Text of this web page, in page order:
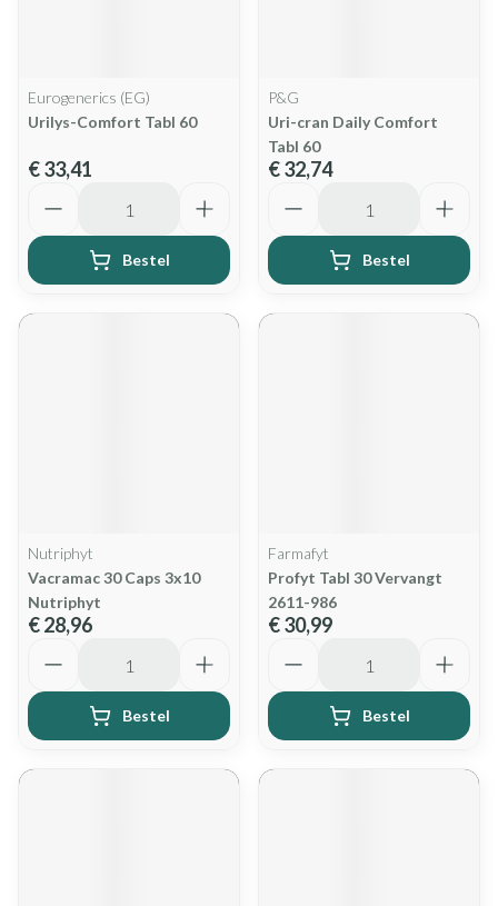
Eurogenerics (EG)
Urilys-Comfort Tabl 60
€ 33,41
Bestel
P&G
Uri-cran Daily Comfort
Tabl 60
€ 32,74
Bestel
Nutriphyt
Vacramac 30 Caps 3x10
Nutriphyt
€ 28,96
Bestel
Farmafyt
Profyt Tabl 30 Vervangt
2611-986
€ 30,99
Bestel